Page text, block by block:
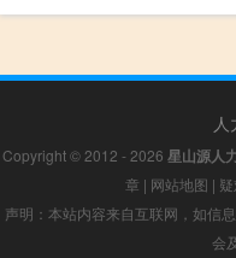
Copyright © 2012 - 2026 星山源人
章 | 网站地图 |
声明：本站内容来自互联网，如信
会